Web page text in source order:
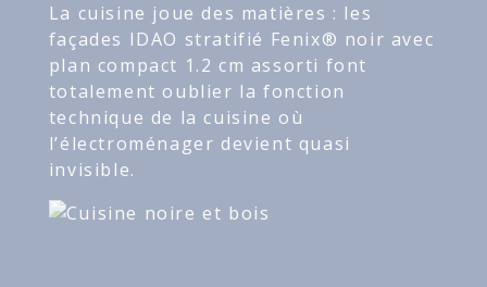
La cuisine joue des matières : les
façades IDAO stratifié Fenix® noir avec
plan compact 1.2 cm assorti font
totalement oublier la fonction
technique de la cuisine où
l’électroménager devient quasi
invisible.